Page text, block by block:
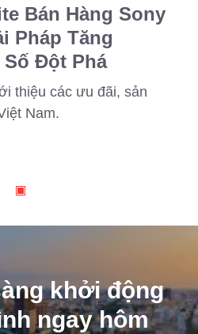
Bán Hàng Sony
Pháp Tăng
Đột Phá
thiệu các ưu đãi, sản
Nam.
khởi động
ngay hôm